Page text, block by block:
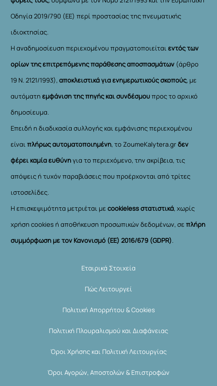
Οδηγία 2019/790 (ΕΕ) περί προστασίας της πνευματικής
ιδιοκτησίας.
Η αναδημοσίευση περιεχομένου πραγματοποιείταιεντός των
ορίων της επιτρεπόμενης παράθεσης αποσπασμάτων (άρθρο
19 Ν. 2121/1993), αποκλειστικά για ενημερωτικούς σκοπούς, με
αυτόματηεμφάνιση της πηγής και συνδέσμουπρος το αρχικό
δημοσίευμα.
Επειδή η διαδικασία συλλογής και εμφάνισης περιεχομένου
είναιπλήρως αυτοματοποιημένη, το ZoumeKalytera.grδεν
φέρει καμία ευθύνηγια το περιεχόμενο, την ακρίβεια, τις
απόψεις ή τυχόν παραβιάσεις που προέρχονται από τρίτες
ιστοσελίδες.
Η επισκεψιμότητα μετριέται μεcookieless στατιστικά, χωρίς
χρήση cookies ή αποθήκευση προσωπικών δεδομένων, σεπλήρη
συμμόρφωση με τον Κανονισμό (ΕΕ) 2016/679 (GDPR).
Εταιρικά Στοιχεία
Πώς Λειτουργεί
Πολιτική Απορρήτου & Cookies
Πολιτική Πλουραλισμού και Διαφάνειας
Όροι Χρήσης και Πολιτική Λειτουργίας
Όροι Αγορών, Αποστολών & Επιστροφών